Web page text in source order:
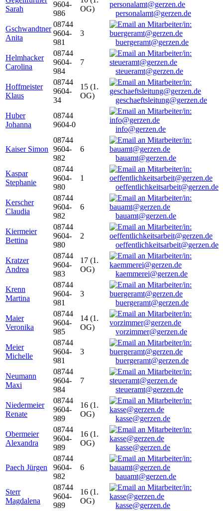
Sarah
9604-
986
OG)
personalamt@gerzen.de
Gschwandtner
Anita
08744
9604-
981
3
buergeramt@gerzen.de
Helmhacker
Carolina
08744
9604-
984
7
steueramt@gerzen.de
Hoffmeister
Klaus
08744
9604-
34
15 (1.
OG)
geschaeftsleitung@gerzen.de
Huber
Johanna
08744
9604-0
info@gerzen.de
Kaiser Simon
08744
9604-
982
6
bauamt@gerzen.de
Kaspar
Stephanie
08744
9604-
980
1
oeffentlichkeitsarbeit@gerzen.de
Kerscher
Claudia
08744
9604-
982
6
bauamt@gerzen.de
Kiermeier
Bettina
08744
9604-
980
2
oeffentlichkeitsarbeit@gerzen.de
Kratzer
Andrea
08744
9604-
983
17 (1.
OG)
kaemmerei@gerzen.de
Krenn
Martina
08744
9604-
981
3
buergeramt@gerzen.de
Maier
Veronika
08744
9604-
985
14 (1.
OG)
vorzimmer@gerzen.de
Meier
Michelle
08744
9604-
981
3
buergeramt@gerzen.de
Neumann
Maxi
08744
9604-
984
7
steueramt@gerzen.de
Niedermeier
Renate
08744
9604-
989
16 (1.
OG)
kasse@gerzen.de
Obermeier
Alexandra
08744
9604-
989
16 (1.
OG)
kasse@gerzen.de
Paech Jürgen
08744
9604-
982
6
bauamt@gerzen.de
Sterr
Magdalena
08744
9604-
989
16 (1.
OG)
kasse@gerzen.de